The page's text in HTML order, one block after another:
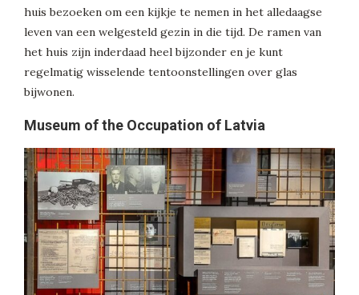
huis bezoeken om een kijkje te nemen in het alledaagse
leven van een welgesteld gezin in die tijd. De ramen van
het huis zijn inderdaad heel bijzonder en je kunt
regelmatig wisselende tentoonstellingen over glas
bijwonen.
Museum of the Occupation of Latvia